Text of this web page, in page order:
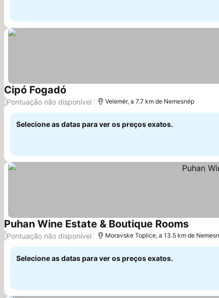
Cipó Fogadó Ver preços
/Pontuação não disponível Velemér, a 7.7 km de Nemesnép
Selecione as datas para ver os preços exatos.
Puhan Wine Estate & Boutique RoomsVer
/Pontuação não disponível Moravske Toplice, a 13.5 km de
Selecione as datas para ver os preços exatos.